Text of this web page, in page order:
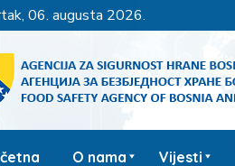
06. augusta 2026.
O nama Vijesti